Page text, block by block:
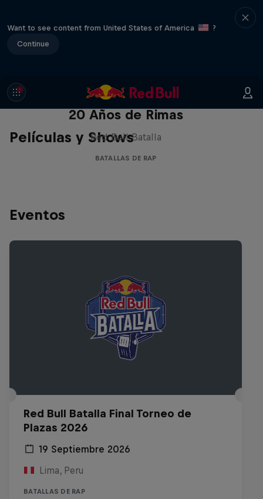
Want to see content from United States of America
?
Continue
Películas y Shows
Red Bull Batalla Nueva Historia:
20 Años de Rimas
Red Bull Batalla
BATALLAS DE RAP
Eventos
Red Bull Batalla Final Torneo de
Plazas 2026
19 Septiembre 2026
Lima, Peru
BATALLAS DE RAP